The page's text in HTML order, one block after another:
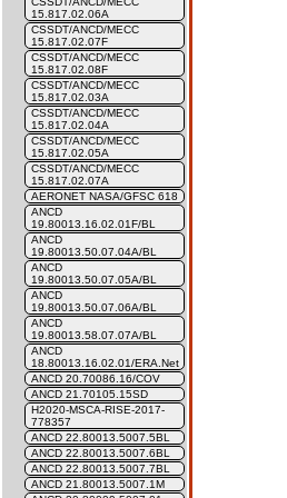
15.817.02.06A
CSSDT/ANCD/MECC
15.817.02.07F
CSSDT/ANCD/MECC
15.817.02.08F
CSSDT/ANCD/MECC
15.817.02.03A
CSSDT/ANCD/MECC
15.817.02.04A
CSSDT/ANCD/MECC
15.817.02.05A
CSSDT/ANCD/MECC
15.817.02.07A
AERONET NASA/GFSC 618
ANCD
19.80013.16.02.01F/BL
ANCD
19.80013.50.07.04A/BL
ANCD
19.80013.50.07.05A/BL
ANCD
19.80013.50.07.06A/BL
ANCD
19.80013.58.07.07A/BL
ANCD
18.80013.16.02.01/ERA.Net
ANCD 20.70086.16/COV
ANCD 21.70105.15SD
H2020-MSCA-RISE-2017-
778357
ANCD 22.80013.5007.5BL
ANCD 22.80013.5007.6BL
ANCD 22.80013.5007.7BL
ANCD 21.80013.5007.1M